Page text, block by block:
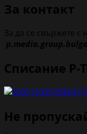
За контакт
За да се свържете
Списание P-
Не